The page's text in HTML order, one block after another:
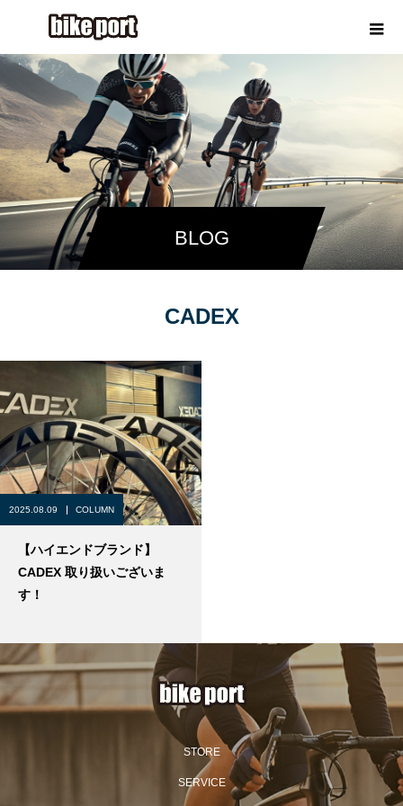
BLOG
CADEX
2025.08.09 COLUMN
【ハイエンドブランド】
CADEX 取り扱いございま
す！
STORE
SERVICE